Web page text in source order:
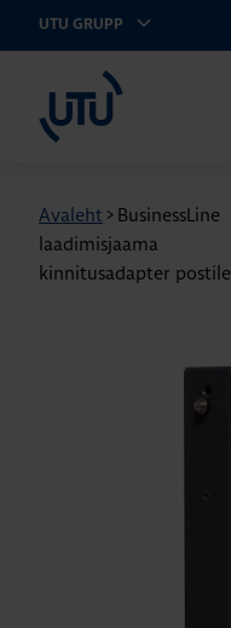
UTU GRUPP
Avaleht > BusinessLine
laadimisjaama
kinnitusadapter postile